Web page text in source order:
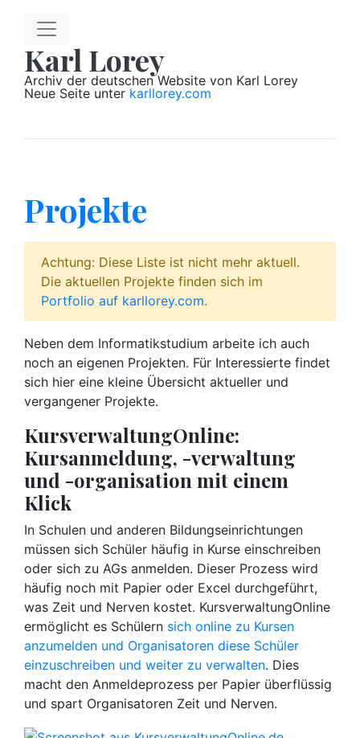
Karl Lorey
Archiv der deutschen Website von Karl Lorey
Neue Seite unter karllorey.com
Projekte
Achtung: Diese Liste ist nicht mehr aktuell.
Die aktuellen Projekte finden sich im
Portfolio auf karllorey.com.
Neben dem Informatikstudium arbeite ich auch
noch an eigenen Projekten. Für Interessierte findet
sich hier eine kleine Übersicht aktueller und
vergangener Projekte.
KursverwaltungOnline:
Kursanmeldung, -verwaltung
und -organisation mit einem
Klick
In Schulen und anderen Bildungseinrichtungen
müssen sich Schüler häufig in Kurse einschreiben
oder sich zu AGs anmelden. Dieser Prozess wird
häufig noch mit Papier oder Excel durchgeführt,
was Zeit und Nerven kostet. KursverwaltungOnline
ermöglicht es Schülern sich online zu Kursen
anzumelden und Organisatoren diese Schüler
einzuschreiben und weiter zu verwalten. Dies
macht den Anmeldeprozess per Papier überflüssig
und spart Organisatoren Zeit und Nerven.